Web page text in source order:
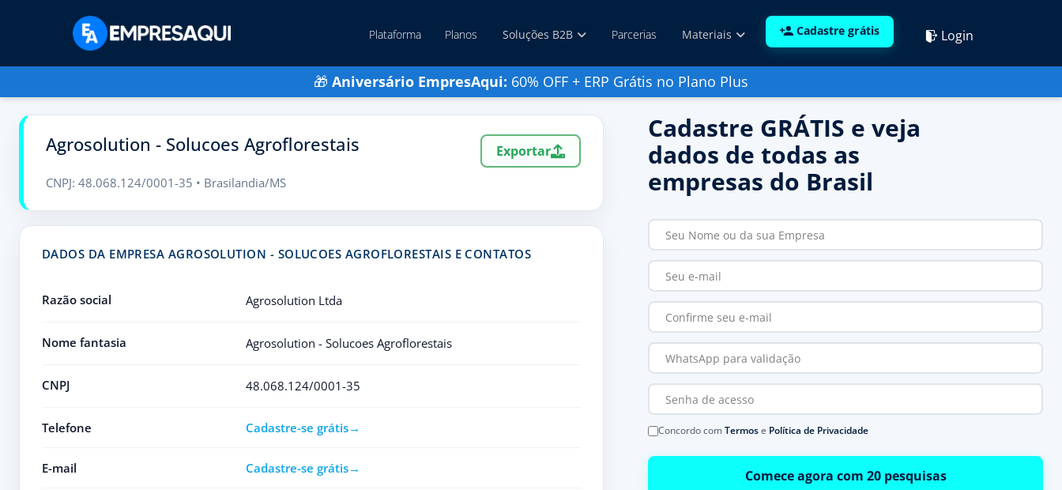
Plataforma Planos Soluções B2B Parcerias Materiais Cadastre grátis Login
🎁 Aniversário EmpresAqui: 60% OFF + ERP Grátis no Plano Plus
Agrosolution - Solucoes Agroflorestais Exportar
CNPJ: 48.068.124/0001-35 • Brasilandia/MS
DADOS DA EMPRESA AGROSOLUTION - SOLUCOES AGROFLORESTAIS E CONTATOS
Razão social Agrosolution Ltda
Nome fantasia Agrosolution - Solucoes Agroflorestais
CNPJ 48.068.124/0001-35
Telefone Cadastre-se grátis
E-mail Cadastre-se grátis
Cadastre GRÁTIS e veja
dados de todas as
empresas do Brasil
Concordo comTermose Política de Privacidade
Comece agora com 20 pesquisas